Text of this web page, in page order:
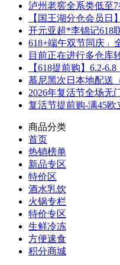
泸州老窖全系类低至
【国王湖分仓会员日
开元亚超*李锦记618
618+端午双节同庆」
目前正在进行多仓库
【618提前购】6.2-
慕尼黑次日本地配送
2026年复活节全场无
复活节提前购-满45欧
商品分类
首页
热销榜单
新品专区
特价区
酒水乳饮
火锅专栏
特价专区
生鲜冷冻
方便速食
积分商城